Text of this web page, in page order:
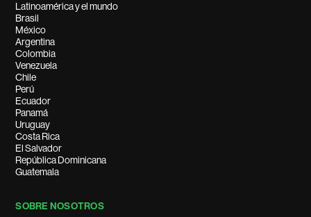
Latinoamérica y el mundo
Brasil
México
Argentina
Colombia
Venezuela
Chile
Perú
Ecuador
Panamá
Uruguay
Costa Rica
El Salvador
República Dominicana
Guatemala
SOBRE NOSOTROS